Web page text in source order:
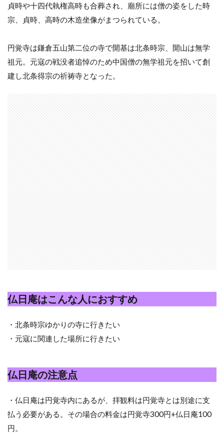
貞時や十四代執権高時も合葬され、廟所には僧の姿をした時
宗、貞時、高時の木造坐像がまつられている。
円覚寺は鎌倉五山第二位の寺で開基は北条時宗、開山は無学
祖元。元寇の戦没者追悼のため中国僧の無学祖元を招いて創
建し北条得宗の祈祷寺となった。
仏日庵はこんな人におすすめ
・北条時宗ゆかりの寺に行きたい
・元寇に関連した場所に行きたい
仏日庵の注意点
・仏日庵は円覚寺内にあるが、拝観料は円覚寺とは別途に支
払う必要がある。その場合の料金は円覚寺300円+仏日庵100
円。